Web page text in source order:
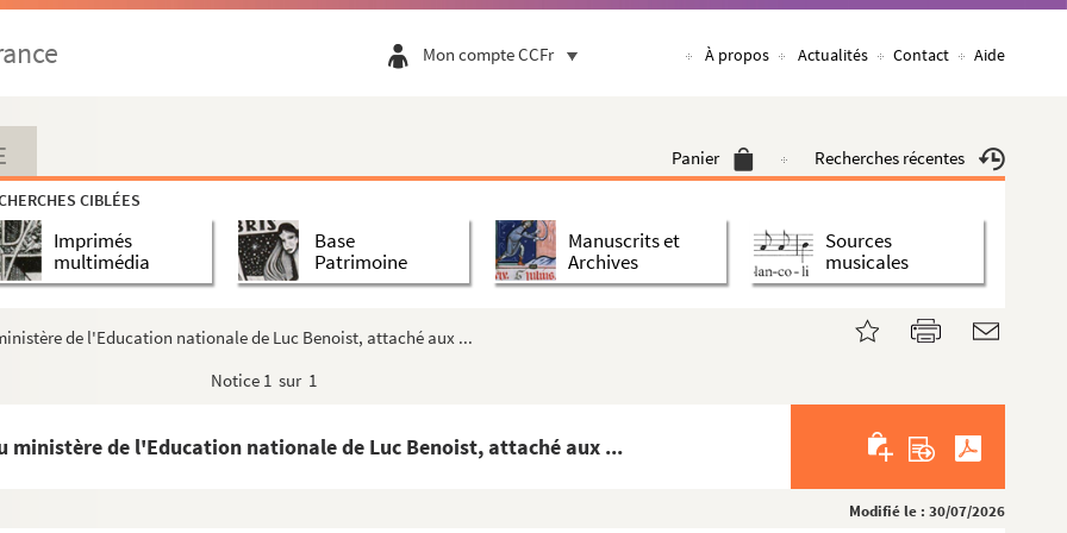
Mon compte CCFr À propos Actualités Contact Aide
Panier Recherches récentes
CIBLÉES
Imprimés
multimédia
Base
Patrimoine
Manuscrits et
Archives
Sources
musicales
de l'Education nationale de Luc Benoist, attaché aux ...
Notice 1 sur 1
de l'Education nationale de Luc Benoist, attaché aux ...
Modifié le : 30/07/2026
de Nantes
royaliste et membre de la Petite Chouanneri...
le 21 et 22 juillet 1769
concernant la gestion d'immeubles sis à Paris